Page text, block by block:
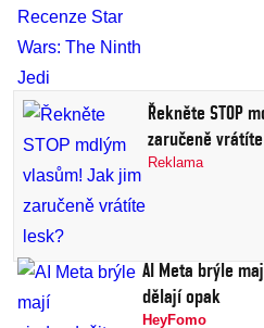
Řekněte STOP
zaručeně
Reklama
AI Meta brýle
dělají opak
HeyFomo